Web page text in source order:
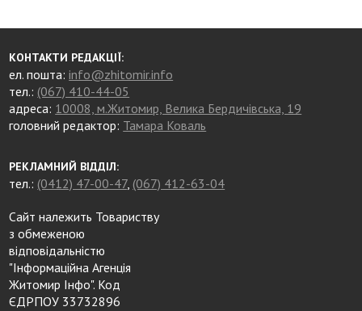
КОНТАКТИ РЕДАКЦІЇ:
ел. пошта:info@zhitomir.info
тел.: (067) 410-44-05
адреса: 10008, м.Житомир, Велика Бердичівська, 19
головний редактор: Тамара Коваль
РЕКЛАМНИЙ ВІДДІЛ:
тел.: (0412) 47-00-47, (067) 412-63-04
Сайт належить Товариству
з обмеженою
відповідальністю
"Інформаційна Агенція
Житомир Інфо". Код
ЄДРПОУ 33732896